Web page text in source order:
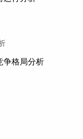
争格局分析